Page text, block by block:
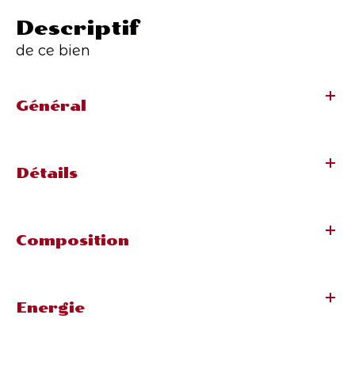
descriptif
de ce bien
Général
Détails
Composition
Energie